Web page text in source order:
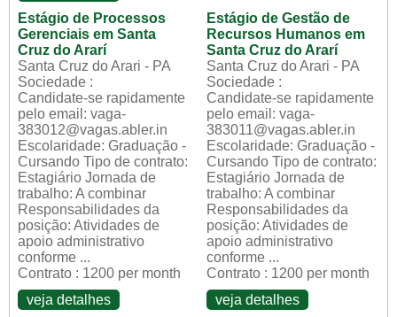
Estágio de Processos
Gerenciais em Santa
Cruz do Ararí
Santa Cruz do Arari - PA
Sociedade :
Candidate-se rapidamente
pelo email: vaga-
383012@vagas.abler.in
Escolaridade: Graduação -
Cursando Tipo de contrato:
Estagiário Jornada de
trabalho: A combinar
Responsabilidades da
posição: Atividades de
apoio administrativo
conforme ...
Contrato : 1200 per month
veja detalhes
Estágio de Gestão de
Recursos Humanos em
Santa Cruz do Ararí
Santa Cruz do Arari - PA
Sociedade :
Candidate-se rapidamente
pelo email: vaga-
383011@vagas.abler.in
Escolaridade: Graduação -
Cursando Tipo de contrato:
Estagiário Jornada de
trabalho: A combinar
Responsabilidades da
posição: Atividades de
apoio administrativo
conforme ...
Contrato : 1200 per month
veja detalhes